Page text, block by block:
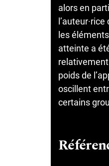
alors en
les
atteinte a
poids de
oscillent
certains